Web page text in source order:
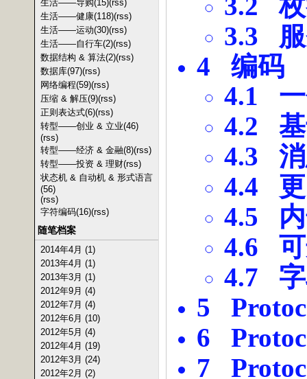
生活——导购(15)(rss)
生活——健康(118)(rss)
生活——运动(30)(rss)
生活——自行车(2)(rss)
数据结构 & 算法(2)(rss)
数据库(97)(rss)
网络编程(59)(rss)
压缩 & 解压(9)(rss)
正则表达式(6)(rss)
转型——创业 & 立业(46)
(rss)
转型——经济 & 金融(8)(rss)
转型——投资 & 理财(rss)
状态机 & 自动机 & 形式语言
(56)
(rss)
字符编码(16)(rss)
随笔档案
2014年4月 (1)
2013年4月 (1)
2013年3月 (1)
2012年9月 (4)
2012年7月 (4)
2012年6月 (10)
2012年5月 (4)
2012年4月 (19)
2012年3月 (24)
2012年2月 (2)
3.3
4 编码
4.1
4.2
4.3
4.4
4.5
4.6
4.7
5
6
7